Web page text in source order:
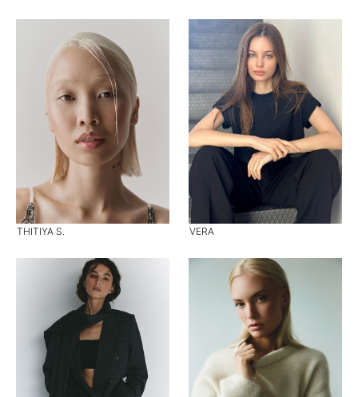
THITIYA S. VERA